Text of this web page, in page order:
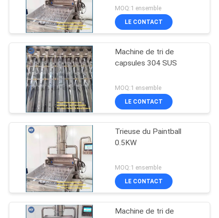
SS304
MOQ:1 ensemble
LE CONTACT
Machine de tri de
capsules 304 SUS
MOQ:1 ensemble
LE CONTACT
Trieuse du Paintball
0.5KW
MOQ:1 ensemble
LE CONTACT
Machine de tri de